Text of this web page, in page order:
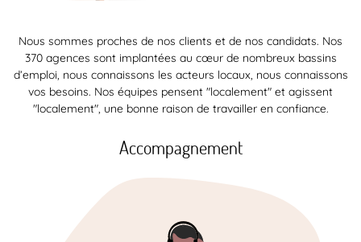
Nous sommes proches de nos clients et de nos candidats. Nos
370 agences sont implantées au cœur de nombreux bassins
d’emploi, nous connaissons les acteurs locaux, nous connaissons
vos besoins. Nos équipes pensent "localement" et agissent
"localement", une bonne raison de travailler en confiance.
Accompagnement